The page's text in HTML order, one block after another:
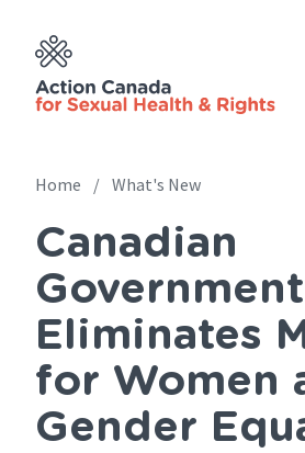
content
Breadcrumb
Home What's New
Canadian
Government
Eliminates
for Women
Gender